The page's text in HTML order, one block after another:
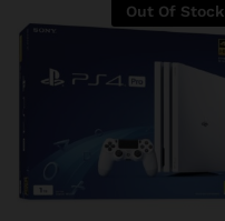
Out Of Stock